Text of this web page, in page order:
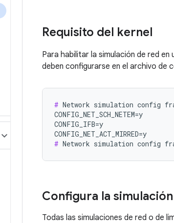
Requisito del kernel
Para habilitar la simulación de red
deben configurarse en el archivo de
# Network simulation config
CONFIG_NET_SCH_NETEM=y
CONFIG_IFB=y
#
Configura la simulación
Todas las simulaciones de red o de